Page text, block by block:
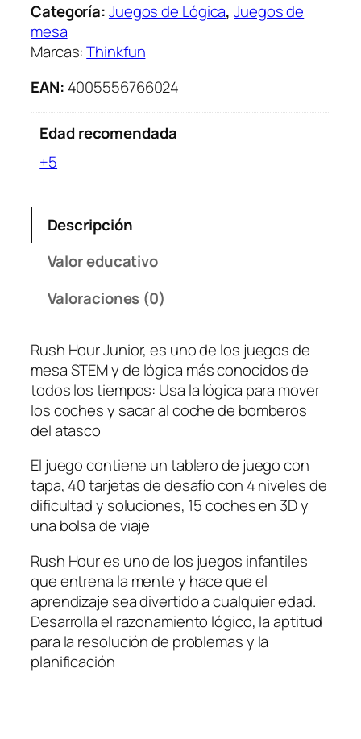
u
n
i
o
r
c
t
a
Categoría:Juegos de Lógica, Juegos de
mesa
Marcas:Thinkfun
EAN: 4005556766024
Edad recomendada
+5
Descripción
Valor educativo
Valoraciones (0)
Rush Hour Junior, es uno de los juegos de
mesa STEM y de lógica más conocidos de
todos los tiempos: Usa la lógica para mover
los coches y sacar al coche de bomberos
del atasco
El juego contiene un tablero de juego con
tapa, 40 tarjetas de desafío con 4 niveles de
dificultad y soluciones, 15 coches en 3D y
una bolsa de viaje
Rush Hour es uno de los juegos infantiles
que entrena la mente y hace que el
aprendizaje sea divertido a cualquier edad.
Desarrolla el razonamiento lógico, la aptitud
para la resolución de problemas y la
planificación